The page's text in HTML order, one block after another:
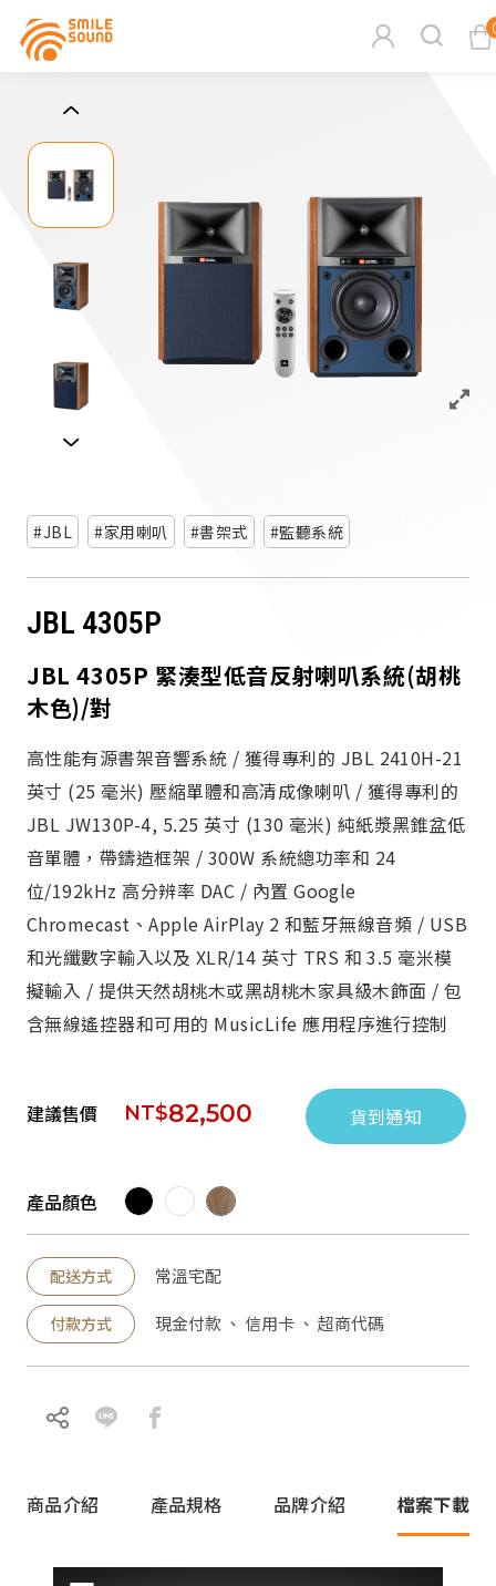
請選擇商品分類
請選擇分類
JBL 家用喇叭 書架式 監聽系統
JBL 4305P
JBL 4305P 緊湊型低音反射喇叭系統(胡桃
木色)/對
高性能有源書架音響系統 / 獲得專利的 JBL 2410H-21
英寸 (25 毫米) 壓縮單體和高清成像喇叭 / 獲得專利的
JBL JW130P-4, 5.25 英寸 (130 毫米) 純紙漿黑錐盆低
音單體，帶鑄造框架 / 300W 系統總功率和 24
位/192kHz 高分辨率 DAC / 內置 Google
Chromecast、Apple AirPlay 2 和藍牙無線音頻 / USB
和光纖數字輸入以及 XLR/14 英寸 TRS 和 3.5 毫米模
擬輸入 / 提供天然胡桃木或黑胡桃木家具級木飾面 / 包
含無線遙控器和可用的 MusicLife 應用程序進行控制
建議售價 NT$82,500 貨到通知
產品顏色
配送方式 常溫宅配
付款方式 現金付款 、 信用卡 、 超商代碼
商品介紹 產品規格 品牌介紹 檔案下載